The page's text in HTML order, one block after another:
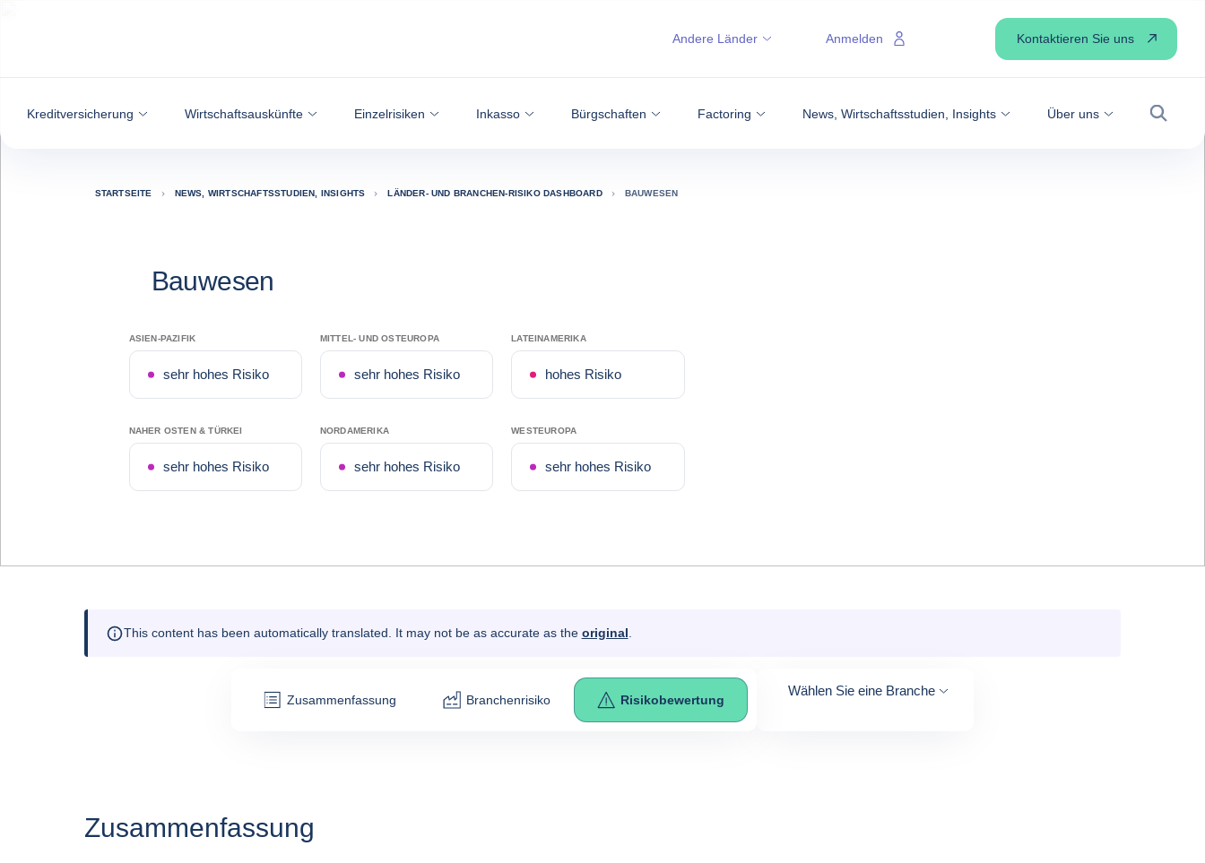
Kreditversicherung Wirtschaftsauskünfte Einzelrisiken Inkasso Bürgschaften Factoring News, Wirtschaftsstudien, Insights Über uns
Suche
Andere Länder Anmelden Kontaktieren Sie uns
STARTSEITE NEWS, WIRTSCHAFTSSTUDIEN, INSIGHTS LÄNDER- UND BRANCHEN-RISIKO DASHBOARD BAUWESEN
Bauwesen
ASIEN-PAZIFIK
sehr hohes Risiko
MITTEL- UND OSTEUROPA
sehr hohes Risiko
LATEINAMERIKA
hohes Risiko
NAHER OSTEN & TÜRKEI
sehr hohes Risiko
NORDAMERIKA
sehr hohes Risiko
WESTEUROPA
sehr hohes Risiko
This content has been automatically translated. It may not be as accurate as the original
Zusammenfassung Branchenrisiko Risikobewertung
Wählen Sie eine Branche
Zusammenfassung